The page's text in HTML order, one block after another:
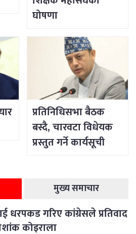
घोषणा
प्रतिनिधिसभा बैठक
बस्दै, चारवटा विधेयक
प्रस्तुत गर्ने कार्यसूची
मुख्य समाचार
धरपकड गरिए कांग्रेसले प्रतिवाद
कोइराला